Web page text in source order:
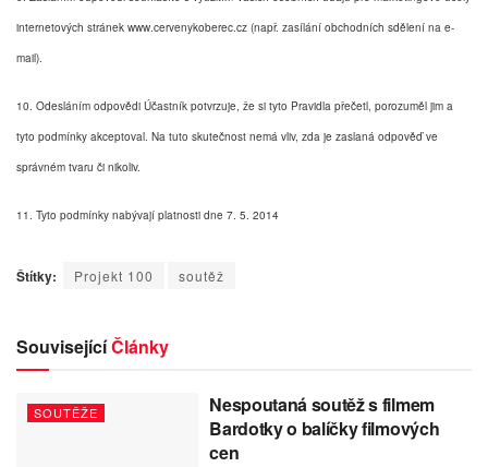
internetových stránek www.cervenykoberec.cz (např. zasílání obchodních sdělení na e-
mail).
10. Odesláním odpovědi Účastník potvrzuje, že si tyto Pravidla přečetl, porozuměl jim a
tyto podmínky akceptoval. Na tuto skutečnost nemá vliv, zda je zaslaná odpověď ve
správném tvaru či nikoliv.
11. Tyto podmínky nabývají platnosti dne 7. 5. 2014
Štítky: Projekt 100 soutěž
SouvisejícíČlánky
SOUTĚŽE
Nespoutaná soutěž s filmem
Bardotky o balíčky filmových
cen